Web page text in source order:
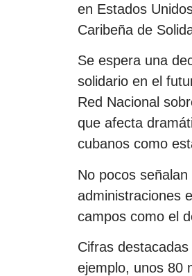
en Estados
Caribeña de
Se espera una
solidario en el
Red Nacional
que afecta
cubanos como
No pocos
administraciones
campos como el
Cifras
ejemplo, unos 80